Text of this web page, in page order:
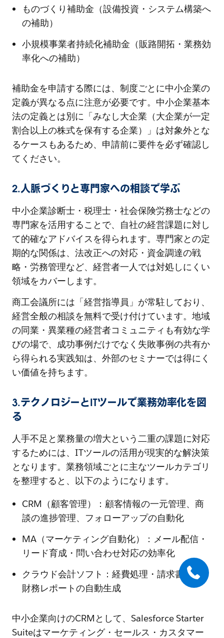
ものづくり補助金（設備投資・システム構築へ
の補助）
小規模事業者持続化補助金（販路開拓・業務効
率化への補助）
補助金を申請する際には、制度ごとに中小企業の
定義が異なる点に注意が必要です。中小企業基本
法の定義とは別に「みなし大企業（大企業が一定
割合以上の株式を保有する企業）」は対象外とな
るケースもあるため、申請前に要件を必ず確認し
てください。
2.人脈づくりと専門家への相談で学ぶ
中小企業診断士・税理士・社会保険労務士などの
専門家を活用することで、自社の経営課題に対し
て的確なアドバイスを得られます。専門家との定
期的な関係は、法改正への対応・資金調達の戦
略・労務管理など、経営者一人では対処しにくい
領域をカバーします。
商工会議所には「経営指導員」が常駐しており、
経営全般の相談を無料で受け付けています。地域
の同業・異業種の経営者コミュニティも有効な学
びの場で、成功事例だけでなく失敗事例の共有か
ら得られる実践知は、外部のセミナーでは得にく
い価値を持ちます。
3.テクノロジーとITツールで業務効率化を図
る
人手不足と業務量の増大という二重の課題に対応
するためには、ITツールの活用が現実的な解決策
となります。業務領域ごとに主なツールカテゴリ
を整理すると、以下のようになります。
CRM（顧客管理）：顧客情報の一元管理、商
談の進捗管理、フォローアップの自動化
MA（マーケティング自動化）：メール配信・
リード育成・問い合わせ対応の効率化
クラウド会計ソフト：経費処理・請求書発行・
財務レポートの自動生成
中小企業向けのCRMとして、Salesforce Starter
Suiteはマーケティング・セールス・カスタマー